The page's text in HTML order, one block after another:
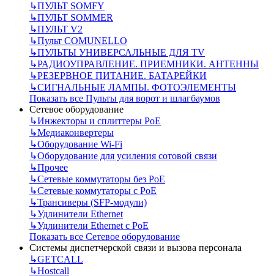
↳ПУЛЬТ SOMFY
↳ПУЛЬТ SOMMER
↳ПУЛЬТ V2
↳Пульт СOMUNELLO
↳ПУЛЬТЫ УНИВЕРСАЛЬНЫЕ ДЛЯ TV
↳РАДИОУПРАВЛЕНИЕ. ПРИЕМНИКИ. АНТЕННЫ
↳РЕЗЕРВНОЕ ПИТАНИЕ. БАТАРЕЙКИ
↳СИГНАЛЬНЫЕ ЛАМПЫ. ФОТОЭЛЕМЕНТЫ
Показать все Пульты для ворот и шлагбаумов
Сетевое оборудование
↳Инжекторы и сплиттеры РоЕ
↳Медиаконвертеры
↳Оборудование Wi-Fi
↳Оборудование для усиления сотовой связи
↳Прочее
↳Сетевые коммутаторы без РоЕ
↳Сетевые коммутаторы с РоЕ
↳Трансиверы (SFP-модули)
↳Удлинители Ethernet
↳Удлинители Ethernet с PoE
Показать все Сетевое оборудование
Системы диспетчерской связи и вызова персонала
↳GETCALL
↳Hostcall